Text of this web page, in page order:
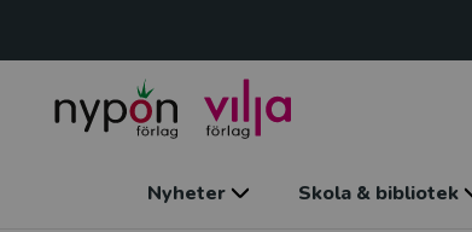
Nyheter Skola & bibliotek